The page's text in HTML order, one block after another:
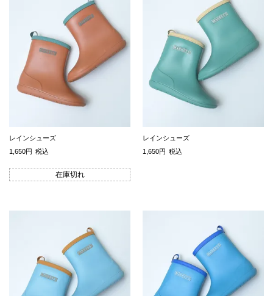
レインシューズ
1,650
税込
在庫切れ
レインシューズ
1,650
税込